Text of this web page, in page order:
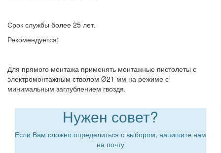
Срок службы более 25 лет.
Рекомендуется:
Для прямого монтажа применять монтажные пистолеты с
электромонтажным стволом Ø21 мм на режиме с
минимальным заглублением гвоздя.
Нужен совет?
Если Вам сложно определиться с выбором, напишите нам
на почту